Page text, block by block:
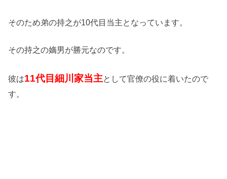
そのため弟の持之が10代目当主となっています。
その持之の嫡男が勝元なのです。
彼は11代目細川家当主 として官僚の役に着いたので
す。